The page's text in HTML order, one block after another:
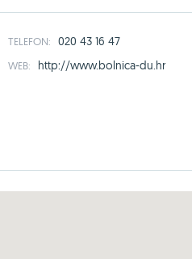
TELEFON: 020 43 16 47
WEB: http://www.bolnica-du.hr